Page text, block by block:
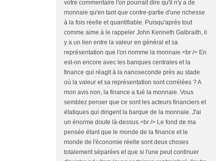
votre commentaire l'on pourrait dire qu'il n'y a de
monnaie qu'en tant que contre-partie d'une richesse
à la fois réelle et quantifiable. Puisqu'après tout
comme aime à le rappeler John Kenneth Galbraith, il
y a un lien entre la valeur en général et sa
représentation que l'on nomme la monnaie.<br /> En
est-on encore avec les banques centrales et la
finance qui réagit à la nanoseconde près au stade
où la valeur et sa représentation sont corrélées ? A
mon avis non, la finance a tué la monnaie. Vous
semblez penser que ce sont les acteurs financiers et
étatiques qui dirigent la barque de la monnaie. J'ai
un énorme doute là-dessus.<br /> Le fond de ma
pensée étant que le monde de la finance et le
monde de l'économie réelle sont deux choses
totalement séparées et que si l'une peut continuer